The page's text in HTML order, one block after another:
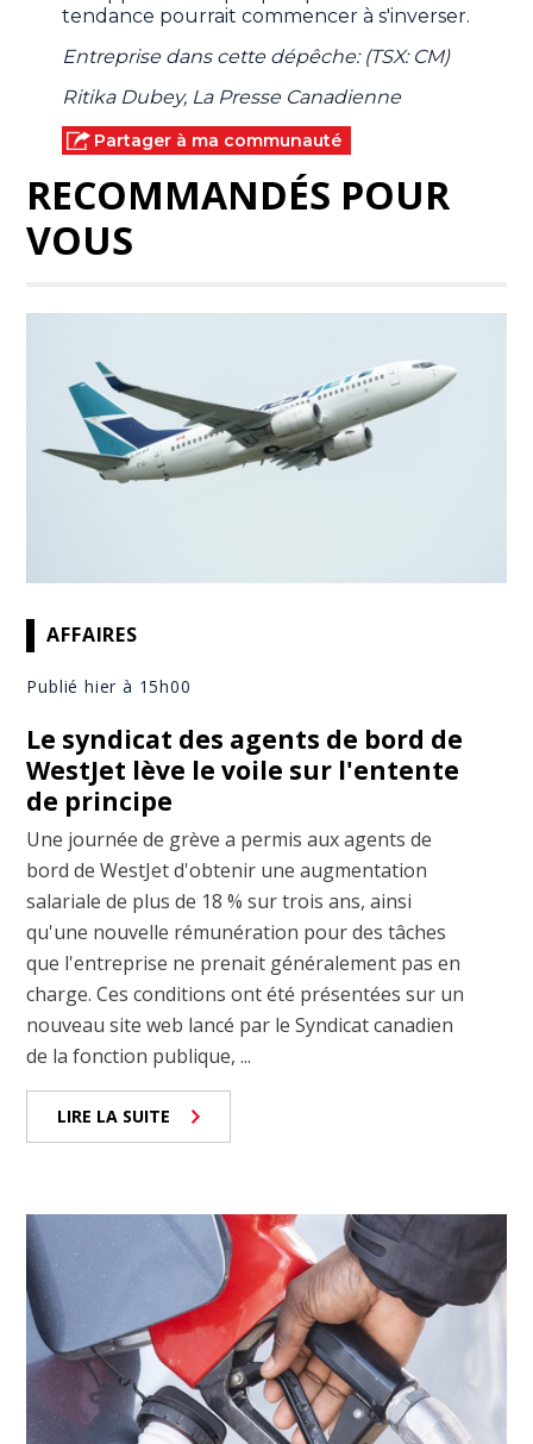
tendance pourrait commencer à s'inverser.
Entreprise dans cette dépêche: (TSX: CM)
Ritika Dubey, La Presse Canadienne
Partager à ma communauté
RECOMMANDÉS POUR
VOUS
AFFAIRES
Publié hier à 15h00
Le syndicat des agents de bord de
WestJet lève le voile sur l'entente
de principe
Une journée de grève a permis aux agents de
bord de WestJet d'obtenir une augmentation
salariale de plus de 18 % sur trois ans, ainsi
qu'une nouvelle rémunération pour des tâches
que l'entreprise ne prenait généralement pas en
charge. Ces conditions ont été présentées sur un
nouveau site web lancé par le Syndicat canadien
de la fonction publique, ...
LIRE LA SUITE